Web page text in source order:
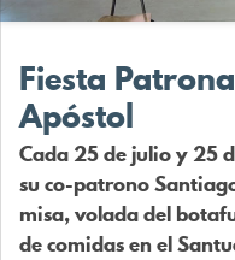
Fiesta
Apóstol
Cada 25 de julio y 25
su co-patrono
misa, volada del
de comidas en el